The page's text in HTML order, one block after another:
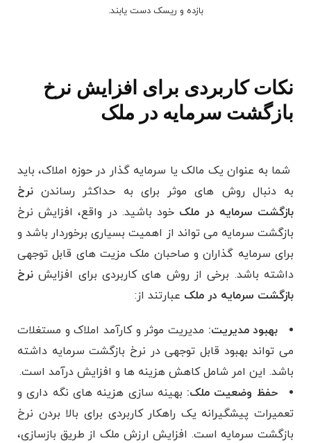
بازده و ریسک دست یابند.
نکات کاربردی برای افزایش نرخ
بازگشت سرمایه در ملک
شما به عنوان یک مالک یا سرمایه گذار در حوزه املاک، باید
به دنبال روش های موثر برای به حداکثر رساندن نرخ
بازگشت سرمایه در ملک خود باشید. در واقع، افزایش نرخ
بازگشت سرمایه می ‌تواند از اهمیت بسیاری برخوردار باشد و
برای سرمایه ‌گذاران و صاحبان ملک مزیت‌ های قابل توجهی
داشته باشد. برخی از روش‌ های کاربردی برای افزایش نرخ
بازگشت سرمایه در ملک عبارتند از:
بهبود مدیریت: مدیریت موثر و کارآمد املاک و مستغلات
می‌ تواند بهبود قابل توجهی در نرخ بازگشت سرمایه داشته
باشد. این امر شامل کاهش هزینه ‌ها و افزایش درآمد است.
حفظ وضعیت ملک: بهینه سازی هزینه های نگه داری و
تعمیرات پیشگیرانه یک راهکار کاربردی برای بالا بردن نرخ
بازگشت سرمایه است. افزایش ارزش ملک از طریق بازسازی،